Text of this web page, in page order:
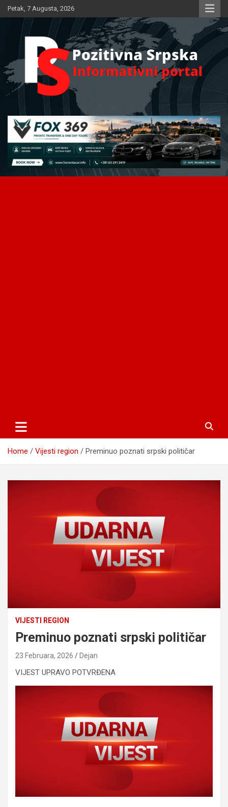
Skip
to
Petak, 7 Augusta, 2026
Pozitivna Srpska
Home Vijesti region Preminuo poznati srpski političar
VIJESTI REGION
Preminuo poznati srpski političar
23 Februara, 2026 Dejan
VIJEST UPRAVO POTVRĐENA